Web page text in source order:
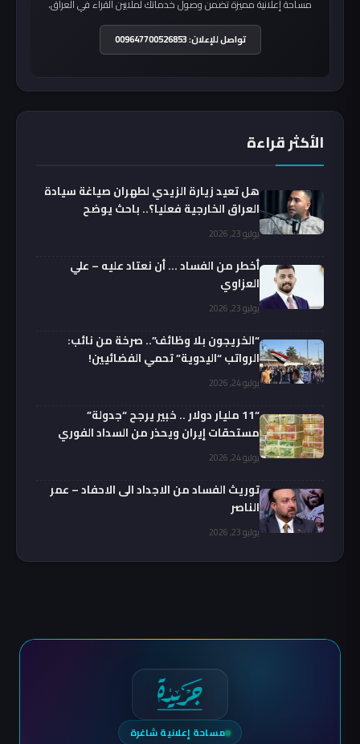
مساحة إعلانية مميزة تضمن وصول خدماتك لملايين القراء في العراق.
تواصل للإعلان: 009647700526853
الأكثر قراءة
هل تعيد زيارة الزيدي لطهران صياغة سيادة
العراق الخارجية فعليا؟.. باحث يوضح
يوليو 23, 2026
أخطر من الفساد … أن نعتاد عليه – علي
العزاوي
يوليو 23, 2026
“الخريجون بلا وظائف”.. صرخة من نائب:
الرواتب “اليدوية” تحمي الفضائيين!
يوليو 24, 2026
“11 مليار دولار .. خبير يرجح “جدولة”
مستحقات إيران ويحذر من السداد الفوري
يوليو 24, 2026
توريث الفساد من الاجداد الى الاحفاد – عمر
الناصر
يوليو 23, 2026
مساحة إعلانية شاغرة